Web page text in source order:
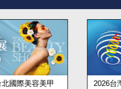
2026台灣世界連鎖加盟大展